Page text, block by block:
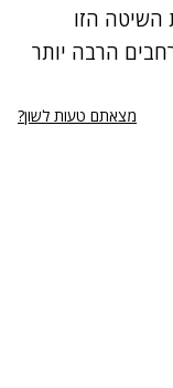
השיטה הזו
הרבה יותר
מצאתם טעות לשון?